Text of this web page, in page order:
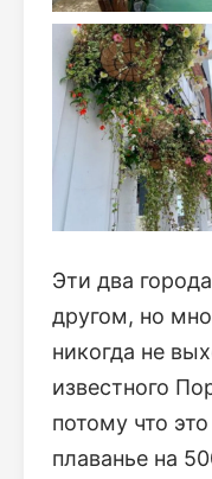
Эти два
другом, но
никогда не
известного
потому что
плаванье на